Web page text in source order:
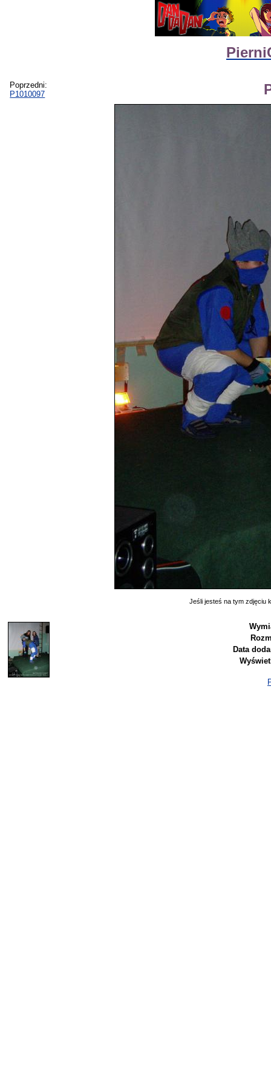
Poprzedni:
P1010097
Jeśli jesteś na tym zdjęciu
Data